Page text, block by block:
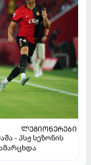
ᲚᲔᲒᲘᲝᲜᲔᲠᲔᲑᲘ
- პსჟ სეზონის